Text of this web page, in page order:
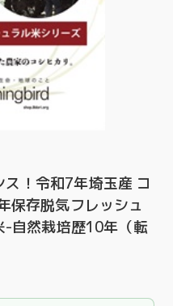
！令和7年埼玉産 コ
保存脱気フレッシュ
-自然栽培歴10年（転